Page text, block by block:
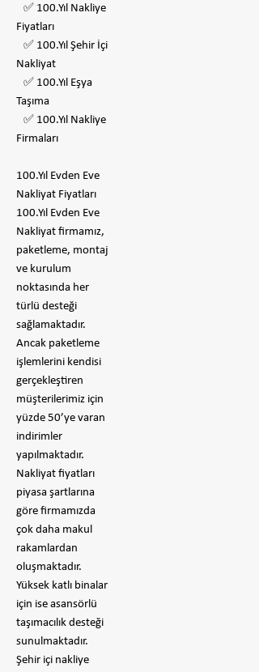
✅ 100.Yıl Nakliye
Fiyatları
✅ 100.Yıl Şehir İçi
Nakliyat
✅ 100.Yıl Eşya
Taşıma
✅ 100.Yıl Nakliye
Firmaları
100.Yıl Evden Eve
Nakliyat Fiyatları
100.Yıl Evden Eve
Nakliyat firmamız,
paketleme, montaj
ve kurulum
noktasında her
türlü desteği
sağlamaktadır.
Ancak paketleme
işlemlerini kendisi
gerçekleştiren
müşterilerimiz için
yüzde 50’ye varan
indirimler
yapılmaktadır.
Nakliyat fiyatları
piyasa şartlarına
göre firmamızda
çok daha makul
rakamlardan
oluşmaktadır.
Yüksek katlı binalar
için ise asansörlü
taşımacılık desteği
sunulmaktadır.
Şehir içi nakliye